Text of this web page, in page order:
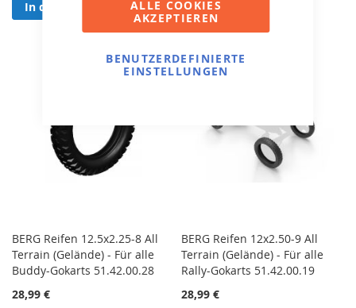
ALLE COOKIES
AKZEPTIEREN
BENUTZERDEFINIERTE
EINSTELLUNGEN
In den Warenkorb In den Warenkorb
BERG Reifen 12.5x2.25-8 All
Terrain (Gelände) - Für alle
Buddy-Gokarts 51.42.00.28
28,99 €
BERG Reifen 12x2.50-9 All
Terrain (Gelände) - Für alle
Rally-Gokarts 51.42.00.19
28,99 €